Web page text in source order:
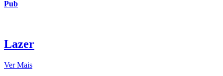
Pub
Lazer
Ver Mais